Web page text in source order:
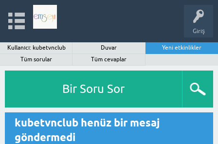
Giriş
Kullanıcı: kubetvnclub Duvar
Yeni etkinlikler
Tüm sorular
Tüm cevaplar
Bir Soru Sor
kubetvnclub henüz bir mesaj
göndermedi